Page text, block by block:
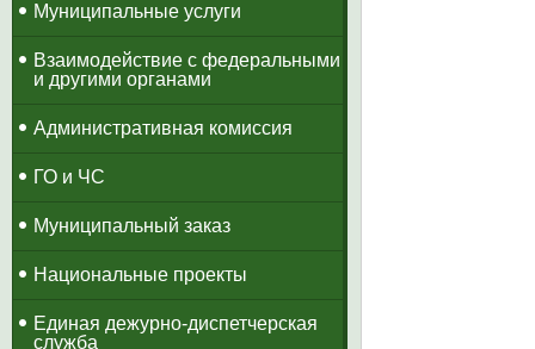
Муниципальные услуги
Взаимодействие с федеральными
и другими органами
Административная комиссия
ГО и ЧС
Муниципальный заказ
Национальные проекты
​Единая дежурно-диспетчерская
служба